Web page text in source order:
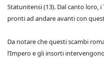
Statunitensi (13). Dal canto loro,
pronti ad andare avanti con
Da notare che questi scambi
l’Impero e gli insorti